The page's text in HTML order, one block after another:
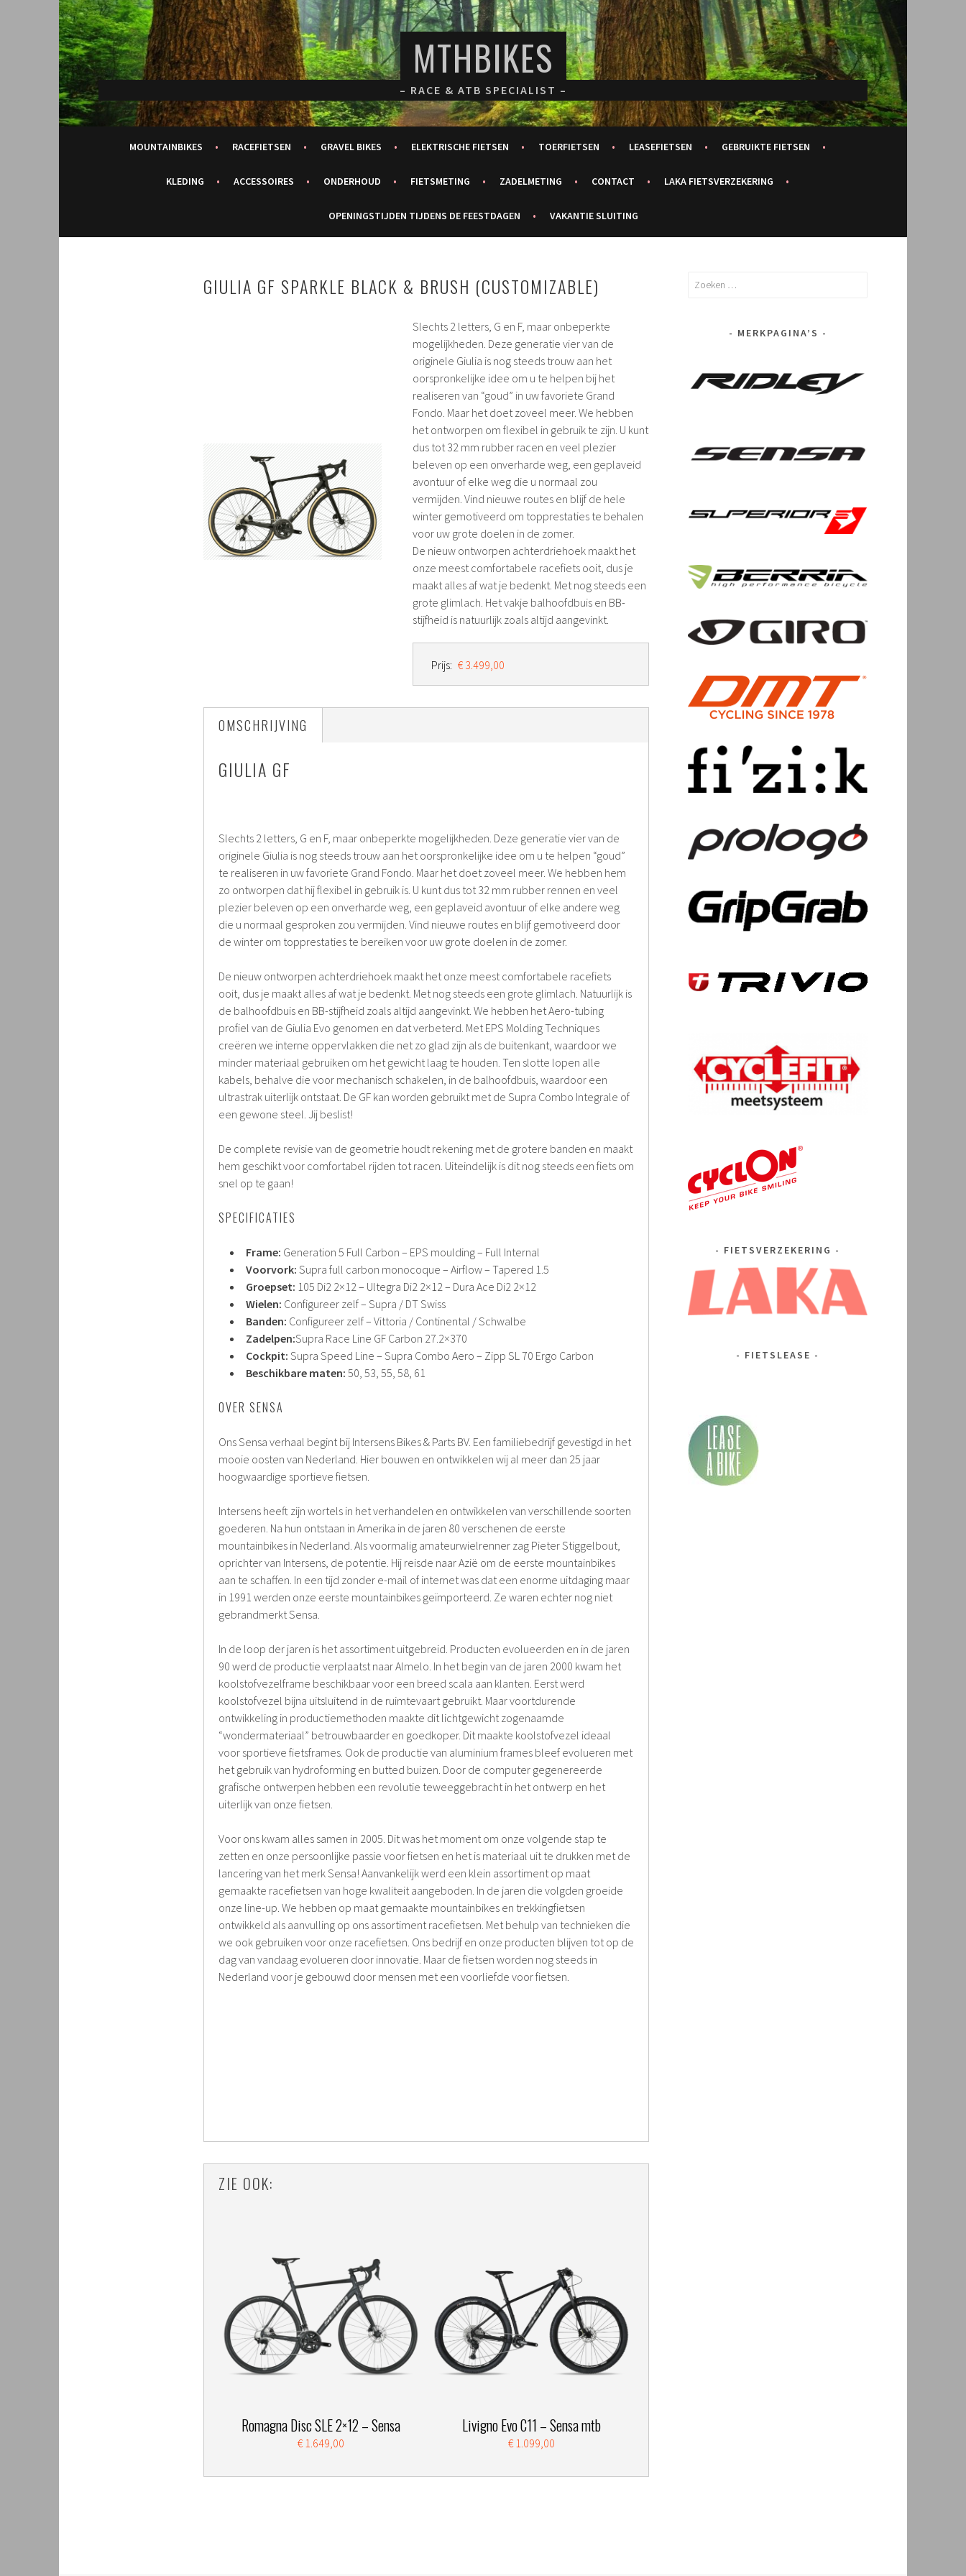
Spring
naar
inhoud
MTHBIKES
– RACE & ATB SPECIALIST –
MOUNTAINBIKES RACEFIETSEN GRAVEL BIKES ELEKTRISCHE FIETSEN TOERFIETSEN LEASEFIETSEN GEBRUIKTE FIETSEN
KLEDING ACCESSOIRES ONDERHOUD FIETSMETING ZADELMETING CONTACT LAKA FIETSVERZEKERING
OPENINGSTIJDEN TIJDENS DE FEESTDAGEN VAKANTIE SLUITING
GIULIA GF SPARKLE BLACK & BRUSH (CUSTOMIZABLE)
Slechts 2 letters, G en F, maar onbeperkte
mogelijkheden. Deze generatie vier van de
originele Giulia is nog steeds trouw aan het
oorspronkelijke idee om u te helpen bij het
realiseren van “goud” in uw favoriete Grand
Fondo. Maar het doet zoveel meer. We hebben
het ontworpen om flexibel in gebruik te zijn. U kunt
dus tot 32 mm rubber racen en veel plezier
beleven op een onverharde weg, een geplaveid
avontuur of elke weg die u normaal zou
vermijden. Vind nieuwe routes en blijf de hele
winter gemotiveerd om topprestaties te behalen
voor uw grote doelen in de zomer.
De nieuw ontworpen achterdriehoek maakt het
onze meest comfortabele racefiets ooit, dus je
maakt alles af wat je bedenkt. Met nog steeds een
grote glimlach. Het vakje balhoofdbuis en BB-
stijfheid is natuurlijk zoals altijd aangevinkt.
Prijs: € 3.499,00
OMSCHRIJVING
GIULIA GF
Slechts 2 letters, G en F, maar onbeperkte mogelijkheden. Deze generatie vier van de
originele Giulia is nog steeds trouw aan het oorspronkelijke idee om u te helpen “goud”
te realiseren in uw favoriete Grand Fondo. Maar het doet zoveel meer. We hebben hem
zo ontworpen dat hij flexibel in gebruik is. U kunt dus tot 32 mm rubber rennen en veel
plezier beleven op een onverharde weg, een geplaveid avontuur of elke andere weg
die u normaal gesproken zou vermijden. Vind nieuwe routes en blijf gemotiveerd door
de winter om topprestaties te bereiken voor uw grote doelen in de zomer.
De nieuw ontworpen achterdriehoek maakt het onze meest comfortabele racefiets
ooit, dus je maakt alles af wat je bedenkt. Met nog steeds een grote glimlach. Natuurlijk is
de balhoofdbuis en BB-stijfheid zoals altijd aangevinkt. We hebben het Aero-tubing
profiel van de Giulia Evo genomen en dat verbeterd. Met EPS Molding Techniques
creëren we interne oppervlakken die net zo glad zijn als de buitenkant, waardoor we
minder materiaal gebruiken om het gewicht laag te houden. Ten slotte lopen alle
kabels, behalve die voor mechanisch schakelen, in de balhoofdbuis, waardoor een
ultrastrak uiterlijk ontstaat. De GF kan worden gebruikt met de Supra Combo Integrale of
een gewone steel. Jij beslist!
De complete revisie van de geometrie houdt rekening met de grotere banden en maakt
hem geschikt voor comfortabel rijden tot racen. Uiteindelijk is dit nog steeds een fiets om
snel op te gaan!
SPECIFICATIES
Frame: Generation 5 Full Carbon – EPS moulding – Full Internal
Voorvork: Supra full carbon monocoque – Airflow – Tapered 1.5
Groepset: 105 Di2 2×12 – Ultegra Di2 2×12 – Dura Ace Di2 2×12
Wielen: Configureer zelf – Supra / DT Swiss
Banden: Configureer zelf – Vittoria / Continental / Schwalbe
Zadelpen:Supra Race Line GF Carbon 27.2×370
Cockpit: Supra Speed Line – Supra Combo Aero – Zipp SL 70 Ergo Carbon
Beschikbare maten: 50, 53, 55, 58, 61
OVER SENSA
Ons Sensa verhaal begint bij Intersens Bikes & Parts BV. Een familiebedrijf gevestigd in het
mooie oosten van Nederland. Hier bouwen en ontwikkelen wij al meer dan 25 jaar
hoogwaardige sportieve fietsen.
Intersens heeft zijn wortels in het verhandelen en ontwikkelen van verschillende soorten
goederen. Na hun ontstaan ​​in Amerika in de jaren 80 verschenen de eerste
mountainbikes in Nederland. Als voormalig amateurwielrenner zag Pieter Stiggelbout,
oprichter van Intersens, de potentie. Hij reisde naar Azië om de eerste mountainbikes
aan te schaffen. In een tijd zonder e-mail of internet was dat een enorme uitdaging maar
in 1991 werden onze eerste mountainbikes geïmporteerd. Ze waren echter nog niet
gebrandmerkt Sensa.
In de loop der jaren is het assortiment uitgebreid. Producten evolueerden en in de jaren
90 werd de productie verplaatst naar Almelo. In het begin van de jaren 2000 kwam het
koolstofvezelframe beschikbaar voor een breed scala aan klanten. Eerst werd
koolstofvezel bijna uitsluitend in de ruimtevaart gebruikt. Maar voortdurende
ontwikkeling in productiemethoden maakte dit lichtgewicht zogenaamde
“wondermateriaal” betrouwbaarder en goedkoper. Dit maakte koolstofvezel ideaal
voor sportieve fietsframes. Ook de productie van aluminium frames bleef evolueren met
het gebruik van hydroforming en butted buizen. Door de computer gegenereerde
grafische ontwerpen hebben een revolutie teweeggebracht in het ontwerp en het
uiterlijk van onze fietsen.
Voor ons kwam alles samen in 2005. Dit was het moment om onze volgende stap te
zetten en onze persoonlijke passie voor fietsen en het is materiaal uit te drukken met de
lancering van het merk Sensa! Aanvankelijk werd een klein assortiment op maat
gemaakte racefietsen van hoge kwaliteit aangeboden. In de jaren die volgden groeide
onze line-up. We hebben op maat gemaakte mountainbikes en trekkingfietsen
ontwikkeld als aanvulling op ons assortiment racefietsen. Met behulp van technieken die
we ook gebruiken voor onze racefietsen. Ons bedrijf en onze producten blijven tot op de
dag van vandaag evolueren door innovatie. Maar de fietsen worden nog steeds in
Nederland voor je gebouwd door mensen met een voorliefde voor fietsen.
ZIE OOK:
Romagna Disc SLE 2×12 – Sensa
€ 1.649,00
Livigno Evo C11 – Sensa mtb
€ 1.099,00
Zoeken
MERKPAGINA’S
FIETSVERZEKERING
FIETSLEASE